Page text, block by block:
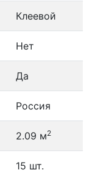
Клеевой
Нет
Да
Россия
2.09 м2
15 шт.